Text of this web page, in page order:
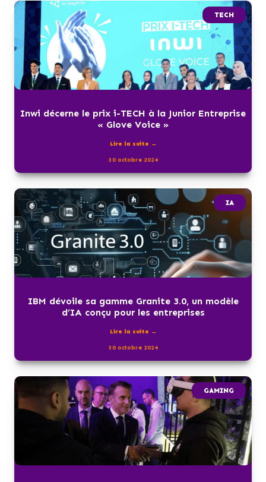
TECH
Inwi décerne le prix i-TECH à la Junior Entreprise
« Glove Voice »
Lire la suite →
30 octobre 2024
IA
IBM dévoile sa gamme Granite 3.0, un modèle
d’IA conçu pour les entreprises
Lire la suite →
30 octobre 2024
GAMING